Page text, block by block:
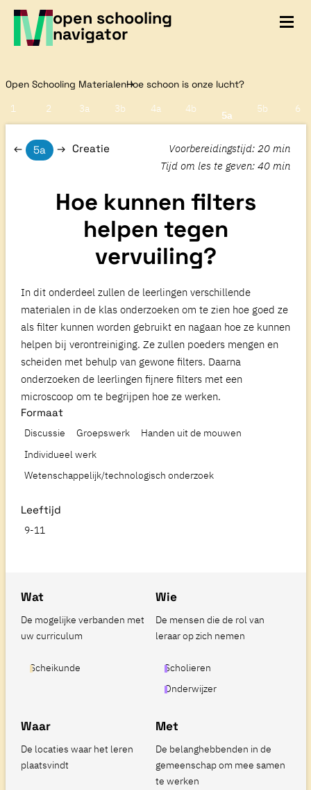
open schooling
navigator
Open Schooling MaterialenHoe schoon is onze lucht?
1 2 3a 3b 4a 4b
5a
5b 6
5a Creatie Voorbereidingstijd: 20 min
Tijd om les te geven: 40 min
Hoe kunnen filters
helpen tegen
vervuiling?
In dit onderdeel zullen de leerlingen verschillende
materialen in de klas onderzoeken om te zien hoe goed ze
als filter kunnen worden gebruikt en nagaan hoe ze kunnen
helpen bij verontreiniging. Ze zullen poeders mengen en
scheiden met behulp van gewone filters. Daarna
onderzoeken de leerlingen fijnere filters met een
microscoop om te begrijpen hoe ze werken.
Formaat
Discussie Groepswerk
Handen uit de mouwen
Individueel werk
Wetenschappelijk/technologisch onderzoek
Leeftijd
9-11
Wat
De mogelijke verbanden met
uw curriculum
Scheikunde
Wie
De mensen die de rol van
leraar op zich nemen
Scholieren
Onderwijzer
Waar
De locaties waar het leren
plaatsvindt
Met
De belanghebbenden in de
gemeenschap om mee samen
te werken